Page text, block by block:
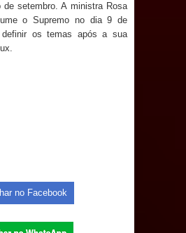
presença no maior
de saúde pública do planeta
na Gestão de Daniella
e prática repudiável revolta
setembro. A ministra Rosa
o Supremo no dia 9 de
definir os temas após a sua
no Facebook